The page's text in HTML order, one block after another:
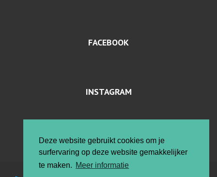
Deze website gebruikt cookies om je
surfervaring op deze website gemakkelijker
te maken. Meer informatie
FACEBOOK
INSTAGRAM
PRIVACYVERKLARING EN COOKIES